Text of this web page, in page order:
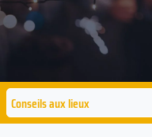
Conseils aux lieux